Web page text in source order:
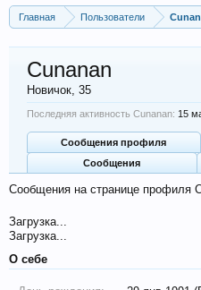
Главная Пользователи
Cunanan
Новичок, 35
Последняя активность Cunanan: 15
Сообщения профиля
Сообщения
Сообщения на странице профиля
Загрузка...
Загрузка...
О себе
Недавняя активность Новые